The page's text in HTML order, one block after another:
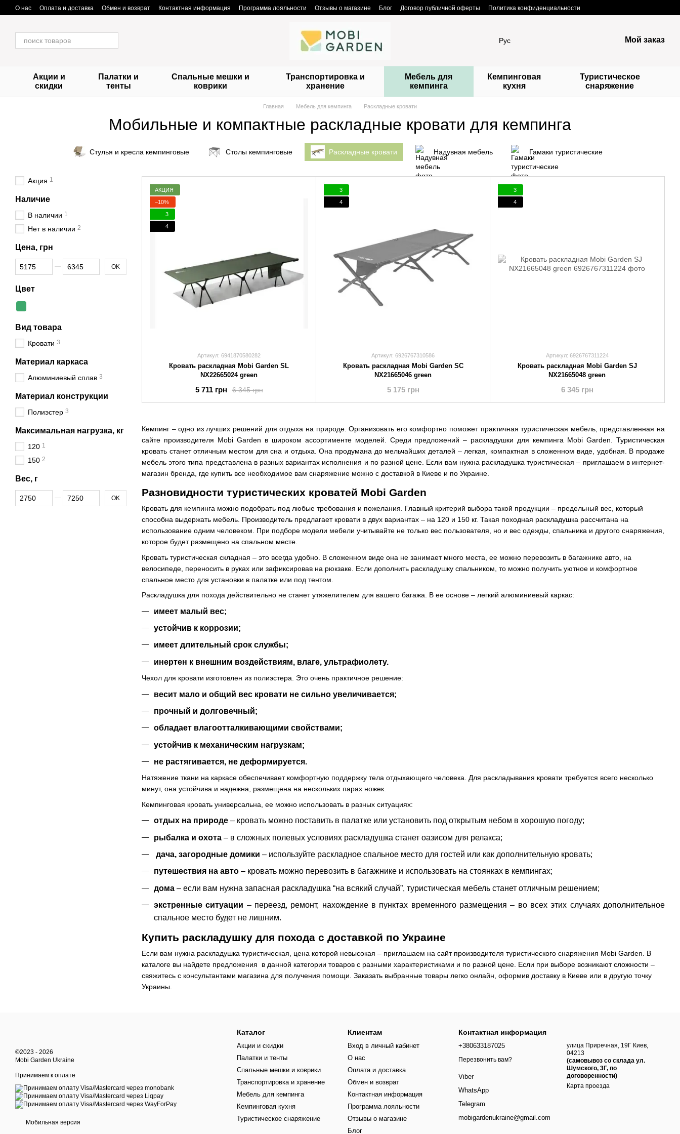
Перейти к основному контенту
О нас Оплата и доставка Обмен и возврат Контактная информация Программа лояльности Отзывы о магазине Блог Договор публичной оферты Политика конфиденциальности
Рус Мой заказ
Акции и
скидки
Палатки и
тенты
Спальные мешки и
коврики
Транспортировка и
хранение
Мебель для
кемпинга
Кемпинговая
кухня
Туристическое
снаряжение
Главная Мебель для кемпинга Раскладные кровати
Мобильные и компактные раскладные кровати для кемпинга
Стулья и кресла кемпинговые Столы кемпинговые Раскладные кровати Надувная мебель Гамаки туристические
Кемпинг – одно из лучших решений для отдыха на природе. Организовать его комфортно поможет практичная туристическая мебель, представленная на
сайте производителя Mobi Garden в широком ассортименте моделей. Среди предложений – раскладушки для кемпинга Mobi Garden. Туристическая
кровать станет отличным местом для сна и отдыха. Она продумана до мельчайших деталей – легкая, компактная в сложенном виде, удобная. В продаже
мебель этого типа представлена в разных вариантах исполнения и по разной цене. Если вам нужна раскладушка туристическая – приглашаем в интернет-
магазин бренда, где купить все необходимое вам снаряжение можно с доставкой в Киеве и по Украине.
Разновидности туристических кроватей Mobi Garden
Кровать для кемпинга можно подобрать под любые требования и пожелания. Главный критерий выбора такой продукции – предельный вес, который
способна выдержать мебель. Производитель предлагает кровати в двух вариантах – на 120 и 150 кг. Такая походная раскладушка рассчитана на
использование одним человеком. При подборе модели мебели учитывайте не только вес пользователя, но и вес одежды, спальника и другого снаряжения,
которое будет размещено на спальном месте.
Кровать туристическая складная – это всегда удобно. В сложенном виде она не занимает много места, ее можно перевозить в багажнике авто, на
велосипеде, переносить в руках или зафиксировав на рюкзаке. Если дополнить раскладушку спальником, то можно получить уютное и комфортное
спальное место для установки в палатке или под тентом.
Раскладушка для похода действительно не станет утяжелителем для вашего багажа. В ее основе – легкий алюминиевый каркас:
имеет малый вес;
устойчив к коррозии;
имеет длительный срок службы;
инертен к внешним воздействиям, влаге, ультрафиолету.
Чехол для кровати изготовлен из полиэстера. Это очень практичное решение:
весит мало и общий вес кровати не сильно увеличивается;
прочный и долговечный;
обладает влагоотталкивающими свойствами;
устойчив к механическим нагрузкам;
не растягивается, не деформируется.
Натяжение ткани на каркасе обеспечивает комфортную поддержку тела отдыхающего человека. Для раскладывания кровати требуется всего несколько
минут, она устойчива и надежна, размещена на нескольких парах ножек.
Кемпинговая кровать универсальна, ее можно использовать в разных ситуациях:
отдых на природе – кровать можно поставить в палатке или установить под открытым небом в хорошую погоду;
рыбалка и охота – в сложных полевых условиях раскладушка станет оазисом для релакса;
дача, загородные домики – используйте раскладное спальное место для гостей или как дополнительную кровать;
путешествия на авто – кровать можно перевозить в багажнике и использовать на стоянках в кемпингах;
дома – если вам нужна запасная раскладушка “на всякий случай”, туристическая мебель станет отличным решением;
экстренные ситуации – переезд, ремонт, нахождение в пунктах временного размещения – во всех этих случаях дополнительное
спальное место будет не лишним.
Купить раскладушку для похода с доставкой по Украине
Если вам нужна раскладушка туристическая, цена которой невысокая – приглашаем на сайт производителя туристического снаряжения Mobi Garden. В
каталоге вы найдете предложения в данной категории товаров с разными характеристиками и по разной цене. Если при выборе возникают сложности –
свяжитесь с консультантами магазина для получения помощи. Заказать выбранные товары легко онлайн, оформив доставку в Киеве или в другую точку
Украины.
АКЦИЯ
−10%
3
4
Артикул: 6941870580282
Кровать раскладная Mobi Garden SL
NX22665024 green
6 345 грн
5 711 грн
3
4
Артикул: 6926767310586
Кровать раскладная Mobi Garden SC
NX21665046 green
5 175 грн
3
4
Артикул: 6926767311224
Кровать раскладная Mobi Garden SJ
NX21665048 green
6 345 грн
Акция 1
Наличие
В наличии 1
Нет в наличии 2
Цена, грн
От Цена, грн
До Цена, грн OK
Цвет
Вид товара
Кровати 3
Материал каркаса
Алюминиевый сплав 3
Материал конструкции
Полиэстер 3
Максимальная нагрузка, кг
120 1
150 2
Вес, г
От Вес, г
До Вес, г OK
©2023 - 2026
Mobi Garden Ukraine
Принимаем к оплате
Мобильная версия
Каталог
Акции и скидки
Палатки и тенты
Спальные мешки и коврики
Транспортировка и хранение
Мебель для кемпинга
Кемпинговая кухня
Туристическое снаряжение
Клиентам
Вход в личный кабинет
О нас
Оплата и доставка
Обмен и возврат
Контактная информация
Программа лояльности
Отзывы о магазине
Блог
Контактная информация
+380633187025
Перезвонить вам?
Viber
WhatsApp
Telegram
mobigardenukraine@gmail.com
улица Приречная, 19Г Киев,
04213
(самовывоз со склада ул.
Шумского, 3Г, по
договоренности)
Карта проезда